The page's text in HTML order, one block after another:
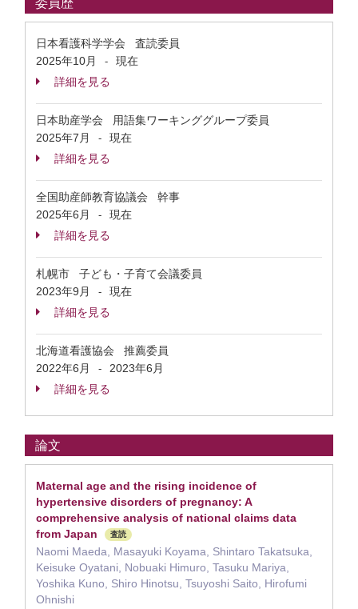
委員歴
日本看護科学学会 査読委員
2025年10月
-
現在
詳細を見る
日本助産学会 用語集ワーキンググループ委員
2025年7月
-
現在
詳細を見る
全国助産師教育協議会 幹事
2025年6月
-
現在
詳細を見る
札幌市 子ども・子育て会議委員
2023年9月
-
現在
詳細を見る
北海道看護協会 推薦委員
2022年6月
-
2023年6月
詳細を見る
論文
Maternal age and the rising incidence of
hypertensive disorders of pregnancy: A
comprehensive analysis of national claims data
from Japan
査読
Naomi Maeda, Masayuki Koyama, Shintaro Takatsuka,
Keisuke Oyatani, Nobuaki Himuro, Tasuku Mariya,
Yoshika Kuno, Shiro Hinotsu, Tsuyoshi Saito, Hirofumi
Ohnishi